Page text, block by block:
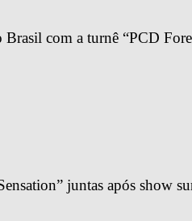
com a turnê “PCD
juntas após show